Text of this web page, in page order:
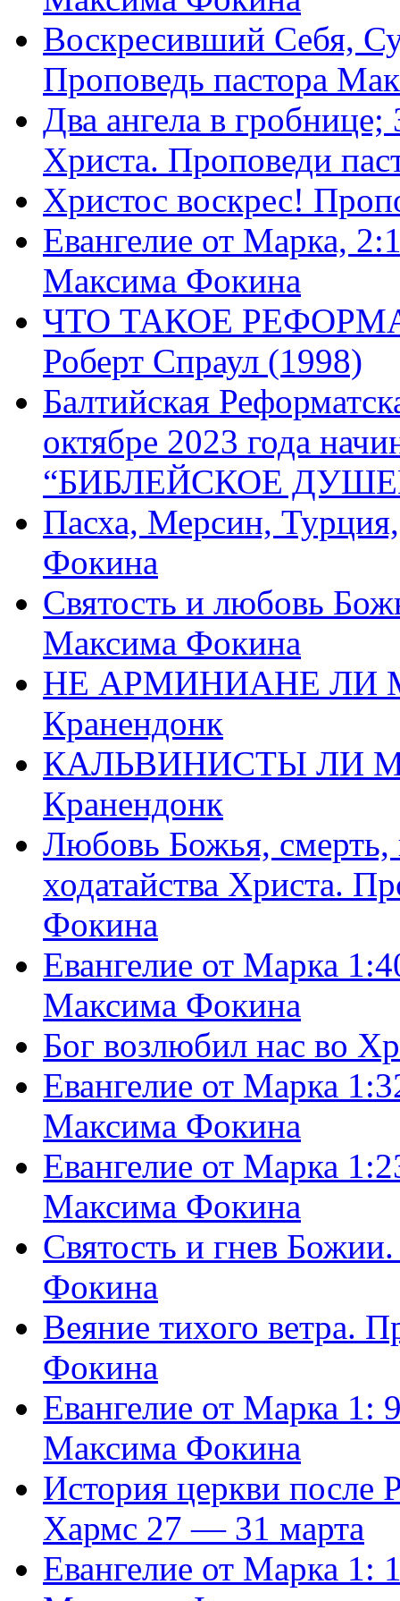
Воскресивший Себя,
Проповедь пастора
Два ангела в
Христа. Проповеди
Христос воскрес!
Евангелие от Марка,
Максима Фокина
ЧТО ТАКОЕ
Роберт Спраул (1998)
Балтийская
октябре 2023 года
“БИБЛЕЙСКОЕ
Пасха, Мерсин,
Фокина
Святость и любовь
Максима Фокина
НЕ АРМИНИАНЕ ЛИ
Кранендонк
КАЛЬВИНИСТЫ ЛИ
Кранендонк
Любовь Божья, смерть,
ходатайства Христа.
Фокина
Евангелие от Марка
Максима Фокина
Бог возлюбил нас во
Евангелие от Марка
Максима Фокина
Евангелие от Марка
Максима Фокина
Святость и гнев
Фокина
Веяние тихого ветра.
Фокина
Евангелие от Марка 1:
Максима Фокина
История церкви
Хармс 27 — 31 марта
Евангелие от Марка 1: